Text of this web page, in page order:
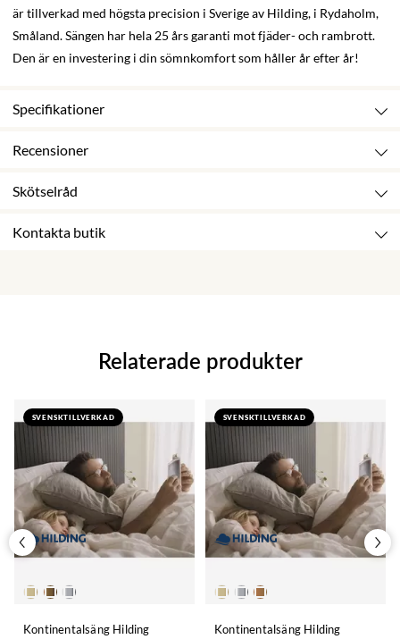
är tillverkad med högsta precision i Sverige av Hilding, i Rydaholm,
Småland. Sängen har hela 25 års garanti mot fjäder- och rambrott.
Den är en investering i din sömnkomfort som håller år efter år!
Specifikationer
Recensioner
Skötselråd
Kontakta butik
Relaterade produkter
SVENSKTILLVERKAD
Kontinentalsäng Hilding
SVENSKTILLVERKAD
Kontinentalsäng Hilding